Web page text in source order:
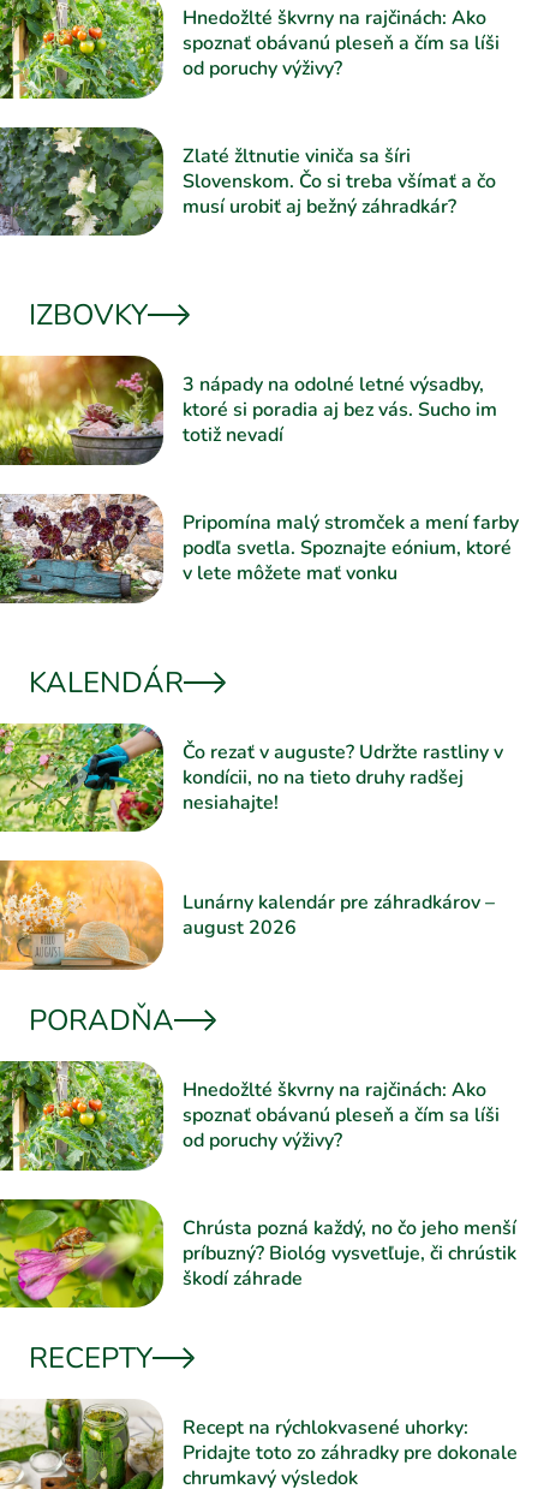
Hnedožlté škvrny na rajčinách: Ako
spoznať obávanú pleseň a čím sa líši
od poruchy výživy?
Zlaté žltnutie viniča sa šíri
Slovenskom. Čo si treba všímať a čo
musí urobiť aj bežný záhradkár?
IZBOVKY
3 nápady na odolné letné výsadby,
ktoré si poradia aj bez vás. Sucho im
totiž nevadí
Pripomína malý stromček a mení farby
podľa svetla. Spoznajte eónium, ktoré
v lete môžete mať vonku
KALENDÁR
Čo rezať v auguste? Udržte rastliny v
kondícii, no na tieto druhy radšej
nesiahajte!
Lunárny kalendár pre záhradkárov –
august 2026
PORADŇA
Hnedožlté škvrny na rajčinách: Ako
spoznať obávanú pleseň a čím sa líši
od poruchy výživy?
Chrústa pozná každý, no čo jeho menší
príbuzný? Biológ vysvetľuje, či chrústik
škodí záhrade
RECEPTY
Recept na rýchlokvasené uhorky:
Pridajte toto zo záhradky pre dokonale
chrumkavý výsledok